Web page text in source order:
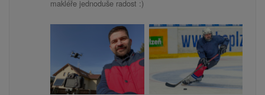
makléře jednoduše radost :)